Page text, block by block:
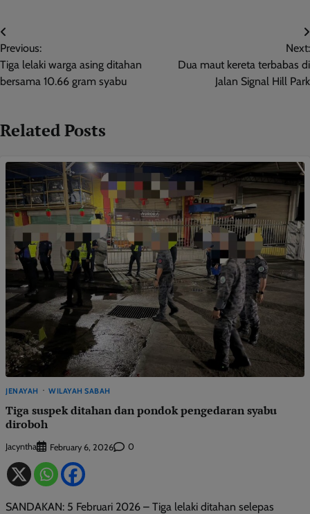
Post
navigation
Previous:
Tiga lelaki warga asing ditahan
bersama 10.66 gram syabu
Next:
Dua maut kereta terbabas di
Jalan Signal Hill Park
Related Posts
JENAYAH WILAYAH SABAH
Tiga suspek ditahan dan pondok pengedaran syabu
diroboh
Jacyntha February 6, 2026 0
SANDAKAN: 5 Februari 2026 – Tiga lelaki ditahan selepas